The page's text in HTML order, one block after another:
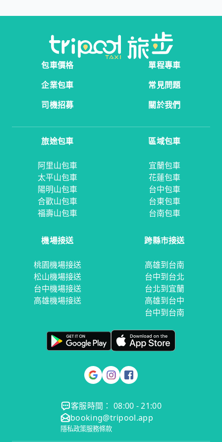
包車價格
單程專車
企業包車
常見問題
司機招募
關於我們
旅途包車
阿里山包車
太平山包車
陽明山包車
合歡山包車
福壽山包車
區域包車
宜蘭包車
花蓮包車
台中包車
台東包車
台南包車
機場接送
桃園機場接送
松山機場接送
台中機場接送
高雄機場接送
跨縣市接送
高雄到台南
台中到台北
台北到宜蘭
高雄到台中
台中到台南
客服時間： 08:00 - 21:00
booking@tripool.app
隱私政策服務條款